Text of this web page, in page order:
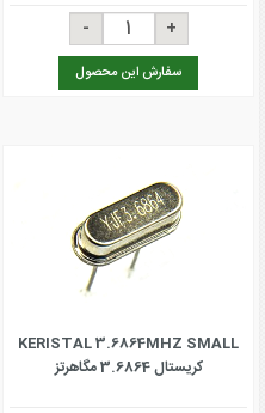
سفارش این محصول
KERISTAL 3.6864MHZ SMALL
کریستال 3.6864 مگاهرتز